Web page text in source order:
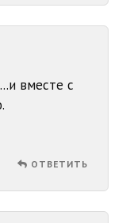
вместе с
ОТВЕТИТЬ